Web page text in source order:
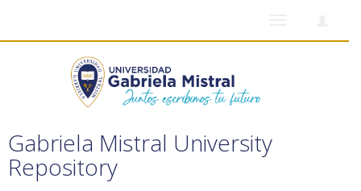
Gabriela Mistral University
Repository